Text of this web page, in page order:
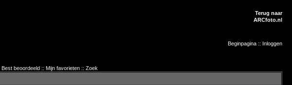
Terug naar
ARCfoto.nl
Beginpagina :: Inloggen
Best beoordeeld:: Mijn favorieten:: Zoek